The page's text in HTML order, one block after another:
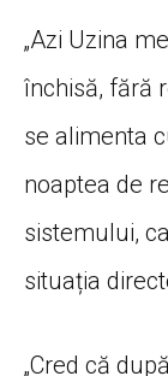
„Azi Uzina
închisă, fără
se alimenta
noaptea de
sistemului,
situația
„Cred că